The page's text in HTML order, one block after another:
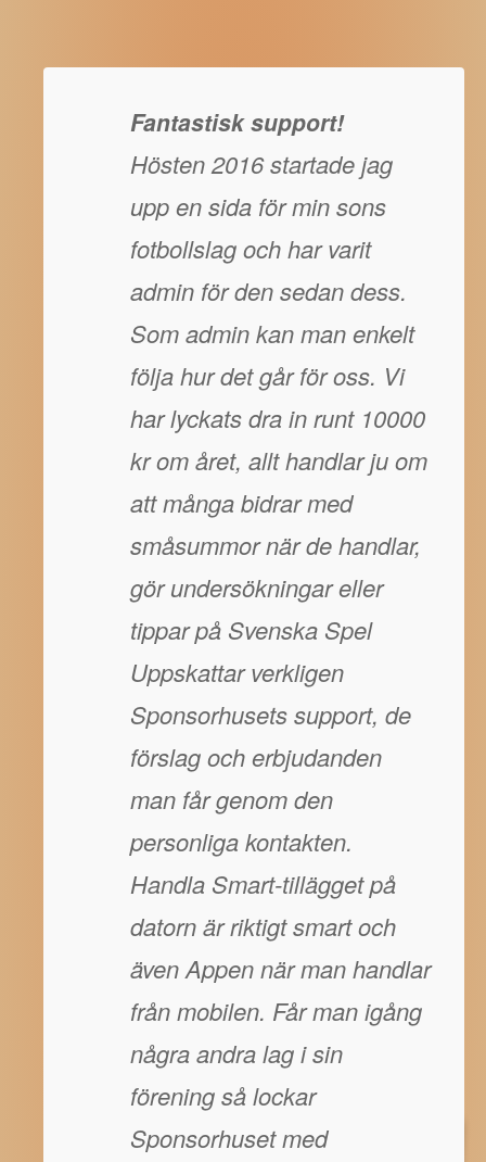
Fantastisk support!
Hösten 2016 startade jag
upp en sida för min sons
fotbollslag och har varit
admin för den sedan dess.
Som admin kan man enkelt
följa hur det går för oss. Vi
har lyckats dra in runt 10000
kr om året, allt handlar ju om
att många bidrar med
småsummor när de handlar,
gör undersökningar eller
tippar på Svenska Spel
Uppskattar verkligen
Sponsorhusets support, de
förslag och erbjudanden
man får genom den
personliga kontakten.
Handla Smart-tillägget på
datorn är riktigt smart och
även Appen när man handlar
från mobilen. Får man igång
några andra lag i sin
förening så lockar
Sponsorhuset med